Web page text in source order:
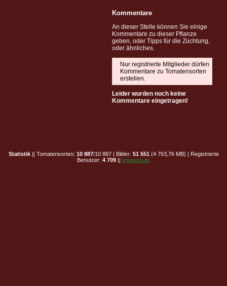
Kommentare
An dieser Stelle können Sie einige
Kommentare zu dieser Pflanze
geben, oder Tipps für die Züchtung,
oder ähnliches.
Nur registrierte Mitglieder dürfen
Kommentare zu Tomatensorten
erstellen.
Leider wurden noch keine
Kommentare eingetragen!
Statistik|| Tomatensorten: 10 887/10 887 | Bilder: 51 551 (4 763,76 MB) | Registrierte
Benutzer: 4 709 || Impressum